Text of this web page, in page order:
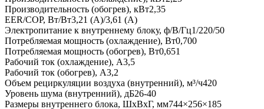
Производительность (обогрев), кВт2,35
EER/COP, Вт/Вт3,21 (А)/3,61 (А)
Электропитание к внутреннему блоку, ф/В/Гц1/220/50
Потребляемая мощность (охлаждение), Вт0,700
Потребляемая мощность (обогрев), Вт0,651
Рабочий ток (охлаждение), А3,5
Рабочий ток (обогрев), А3,2
Объем рециркуляции воздуха (внутренний), м³/ч420
Уровень шума (внутренний), дБ26-40
Размеры внутреннего блока, ШxВxГ, мм744×256×185